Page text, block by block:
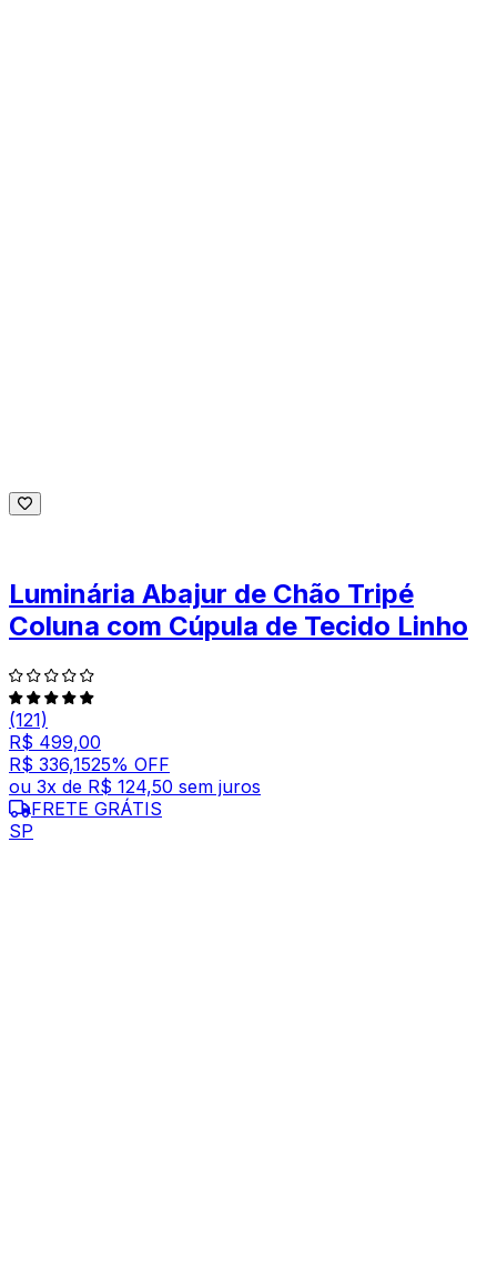
Luminária Abajur de Chão Tripé
Coluna com Cúpula de Tecido Linho
(121)
R$ 499,00
R$ 336,1525% OFF
ou 3x de R$ 124,50 sem juros
FRETE GRÁTIS
SP